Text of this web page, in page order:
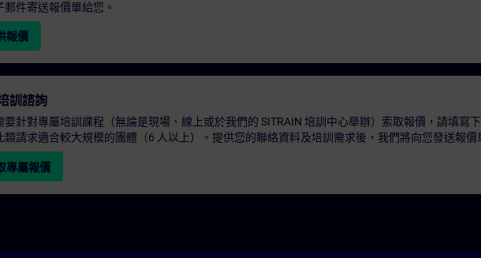
郵件寄送報價單給您。
報價
訓諮詢
要針對專屬培訓課程（無論是現場、線上或於我們的 SITRAIN 培訓中心舉辦）索取報價，請填寫
類請求適合較大規模的團體（6 人以上）。提供您的聯絡資料及培訓需求後，我們將向您發送報價
專屬報價